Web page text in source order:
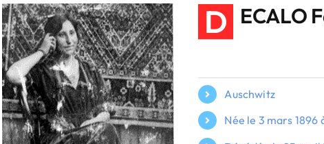
D ECALO
Auschwitz
Née le 3 mars